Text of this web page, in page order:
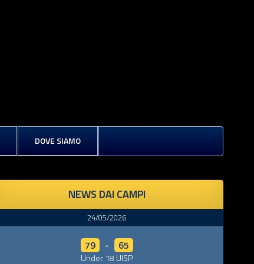
DOVE SIAMO
NEWS DAI CAMPI
24/05/2026
79 - 65
Under 18 UISP